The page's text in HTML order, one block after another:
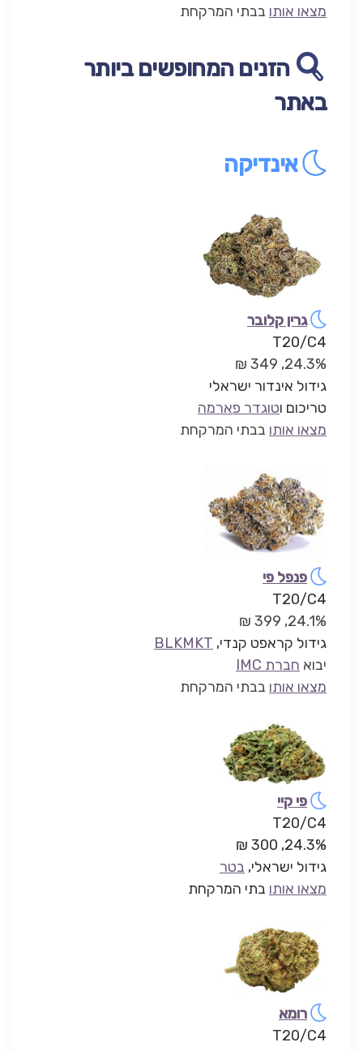
מצאו אותו בבתי המרקחת
הזנים המחופשים ביותר
באתר
אינדיקה
גרין קלובר
T20/C4
24.3%, 349 ₪
גידול אינדור ישראלי
טריכום וטוגדר פארמה
מצאו אותו בבתי המרקחת
פנפל פי
T20/C4
24.1%, 399 ₪
גידול קראפט קנדי, BLKMKT
יבוא חברת IMC
מצאו אותו בבתי המרקחת
פי קיי
T20/C4
24.3%, 300 ₪
גידול ישראלי, בטר
מצאו אותו בתי המרקחת
רומא
T20/C4